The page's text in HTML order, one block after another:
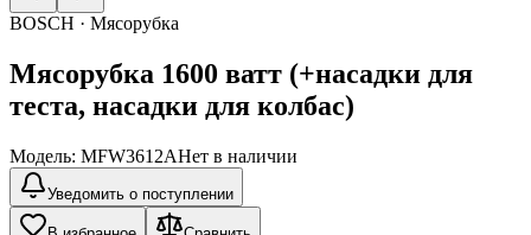
BOSCH · Мясорубка
Мясорубка 1600 ватт (+насадки для
теста, насадки для колбас)
Модель: MFW3612AНет в наличии
Уведомить о поступлении